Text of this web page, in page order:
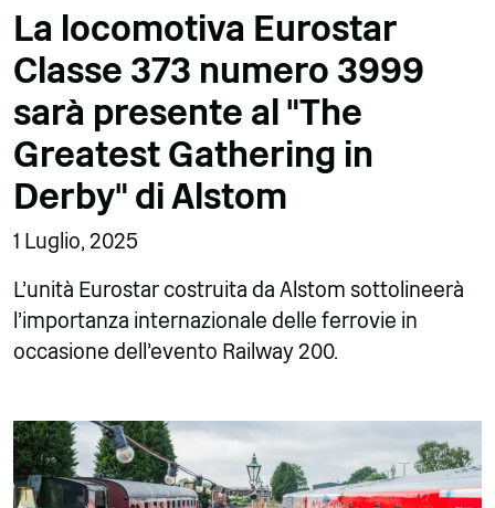
La locomotiva Eurostar
Classe 373 numero 3999
sarà presente al "The
Greatest Gathering in
Derby" di Alstom
1 Luglio, 2025
L'unità Eurostar costruita da Alstom sottolineerà
l'importanza internazionale delle ferrovie in
occasione dell'evento Railway 200.